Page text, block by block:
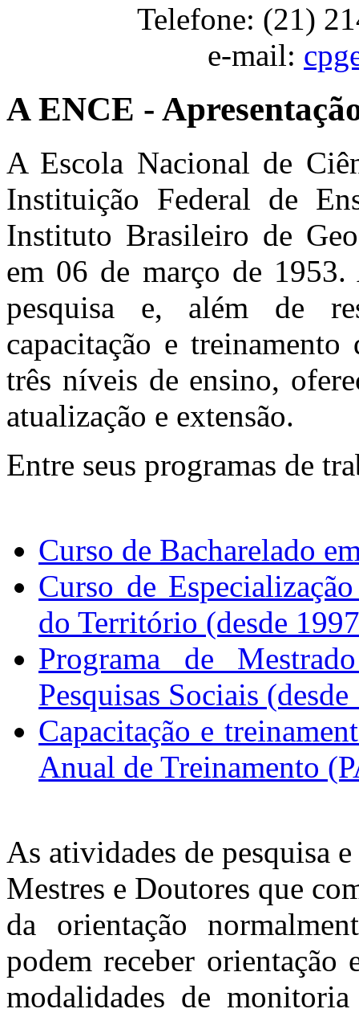
Telefone: (21)
e-mail:
A ENCE -
A Escola Nacional de
Instituição Federal de
Instituto Brasileiro de
em 06 de março de
pesquisa e, além de
capacitação e
três níveis de ensino,
atualização e extensão.
Entre seus programas de
Curso de Bacharelado
Curso de
do Território (desde
Programa de
Pesquisas Sociais
Capacitação e
Anual de Treinamento
As atividades de pesquisa
Mestres e Doutores que
da orientação
podem receber orientação
modalidades de